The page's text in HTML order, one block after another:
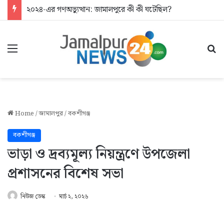
২০২৪-এর গণঅভ্যুত্থান: জামালপুরে কী কী ঘটেছিল?
Menu
Home/জামালপুর/বকশীগঞ্জ
বকশীগঞ্জ
ভাড়া ও দ্রব্যমূল্য নিয়ন্ত্রণে উপজেলা
প্রশাসনের বিশেষ সভা
নিউজ ডেস্ক মার্চ ২, ২০২৬